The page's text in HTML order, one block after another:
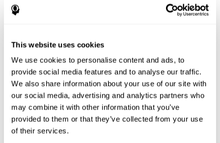
This website uses cookies
We use cookies to personalise content and ads, to
provide social media features and to analyse our traffic.
We also share information about your use of our site with
our social media, advertising and analytics partners who
may combine it with other information that you’ve
provided to them or that they’ve collected from your use
of their services.
Wir verwenden die Augen-Hand-Koordination im Alltagsleben
kontinuierlich. Diese Fähigkeit ermöglicht es, uns in der Umwelt
verschiedene Bereiche sehr hilfreich.
Hausaufgaben, Aufsätzen usw. Schwierigkeiten hat.
Gesundheitswesen: Um zu wissen, ob ein Patient fähig ist alleine
zu fahren (oder zu essen).Berufsleben: Um zu wissen, ob ein
Angestellter fähig ist, die Arbeit korrekt und sicher auszuführen.
Die Aufgaben von CogniFit zur Bewertung dieser kognitiven
Fähigkeitlehnen sich an den klassischen Wisconsin Card Sorting
Test (WCST), den Test of Variables of Attention (TOVA), den